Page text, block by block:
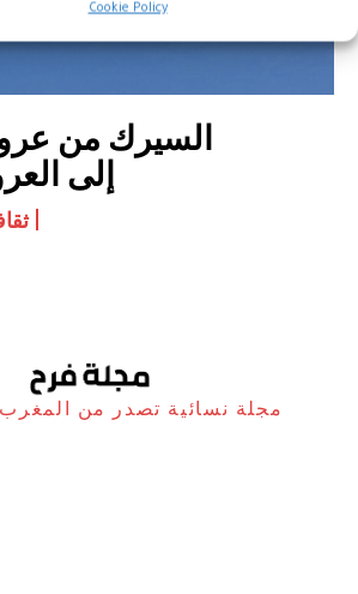
Cookie Policy
السيرك من
إلى
مجلة نسائية تصدر من المغرب